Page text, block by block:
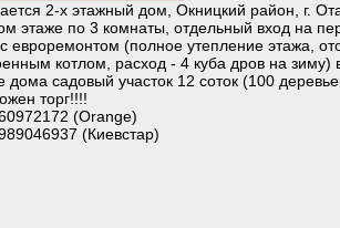
2-х этажный дом, Окницкий район, г.
этаже по 3 комнаты, отдельный вход на
евроремонтом (полное утепление этажа,
котлом, расход - 4 куба дров на зиму)
дома садовый участок 12 соток (100
торг!!!!
(Orange)
(Киевстар)